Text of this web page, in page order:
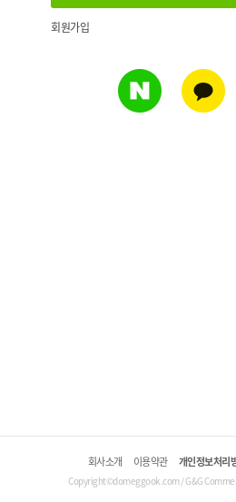
회원가입
회사소개 이용약관 개인정보처리
Copyright©domeggook.com / G&G